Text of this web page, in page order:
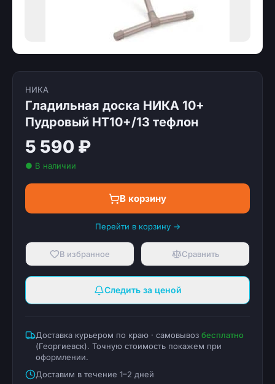
НИКА
Гладильная доска НИКА 10+
Пудровый НТ10+/13 тефлон
5 590 ₽
● В наличии
В корзину
Перейти в корзину →
В избранное Сравнить
Следить за ценой
Доставка курьером по краю · самовывоз бесплатно
(Георгиевск). Точную стоимость покажем при
оформлении.
Доставим в течение 1–2 дней